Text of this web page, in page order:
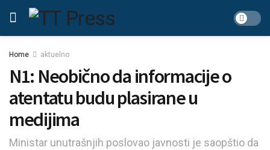
Home aktuelno
N1: Neobično da informacije o
atentatu budu plasirane u
medijima
Ministar unutrašnjih poslovao javnosti je saopštio da